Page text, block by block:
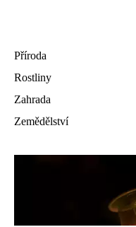
Příroda
Rostliny
Zahrada
Zemědělství